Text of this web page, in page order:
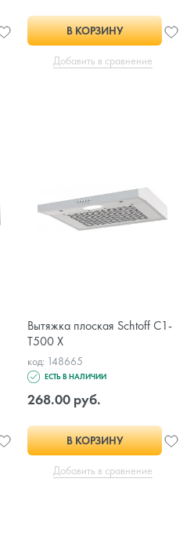
В КОРЗИНУ
Добавить в сравнение
Вытяжка плоская Schtoff C1-
T500 X
код: 148665
ЕСТЬ В НАЛИЧИИ
268.00 руб.
В КОРЗИНУ
Добавить в сравнение